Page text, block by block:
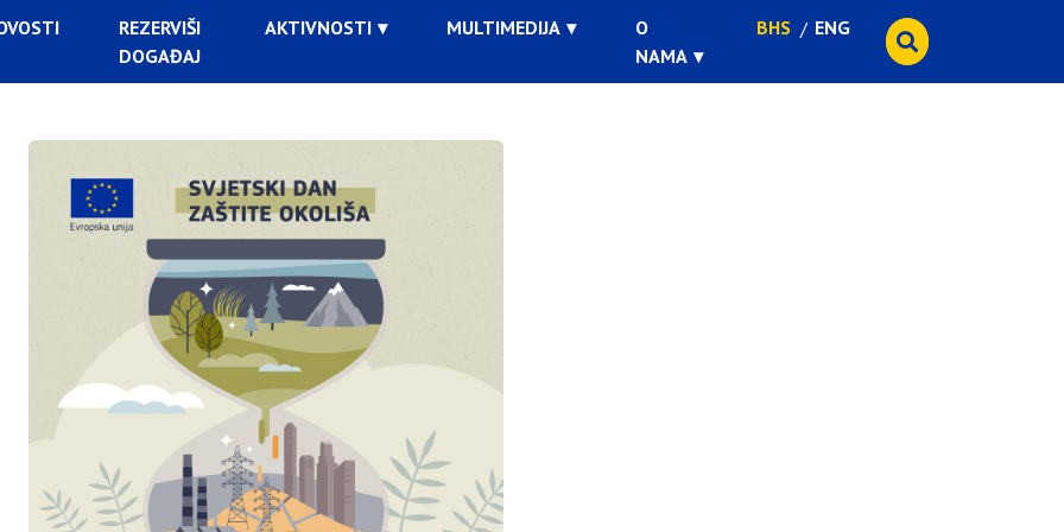
REZERVIŠI
DOGAĐAJ
AKTIVNOSTI MULTIMEDIJA
O
NAMA
BHS ENG